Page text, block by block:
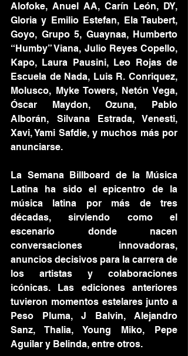
Alofoke, Anuel AA, Carín León, DY,
Gloria y Emilio Estefan, Ela Taubert,
Goyo, Grupo 5, Guaynaa, Humberto
“Humby” Viana, Julio Reyes Copello,
Kapo, Laura Pausini, Leo Rojas de
Escuela de Nada, Luis R. Conriquez,
Molusco, Myke Towers, Netón Vega,
Óscar Maydon, Ozuna, Pablo
Alborán, Silvana Estrada, Venesti,
Xavi, Yami Safdie, y muchos más por
anunciarse.
La Semana Billboard de la Música
Latina ha sido el epicentro de la
música latina por más de tres
décadas, sirviendo como el
escenario donde nacen
conversaciones innovadoras,
anuncios decisivos para la carrera de
los artistas y colaboraciones
icónicas. Las ediciones anteriores
tuvieron momentos estelares junto a
Peso Pluma, J Balvin, Alejandro
Sanz, Thalia, Young Miko, Pepe
Aguilar y Belinda, entre otros.